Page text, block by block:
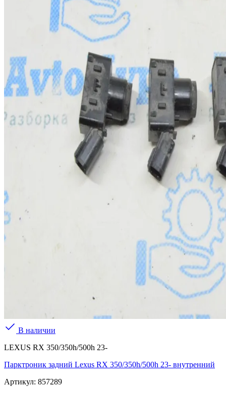
В наличии
LEXUS RX 350/350h/500h 23-
Парктроник задний Lexus RX 350/350h/500h 23- внутренний
Артикул: 857289